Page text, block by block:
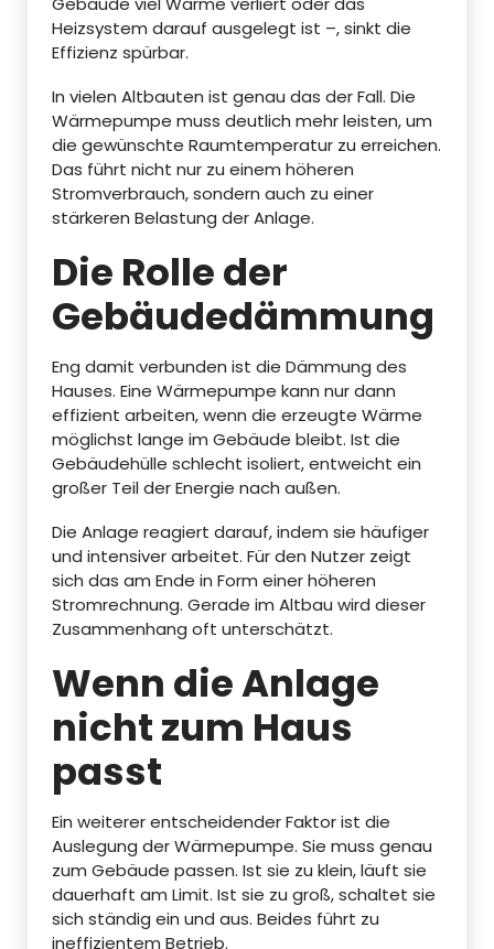
Heizsystem darauf ausgelegt ist –, sinkt die
Effizienz spürbar.
In vielen Altbauten ist genau das der Fall. Die
Wärmepumpe muss deutlich mehr leisten, um
die gewünschte Raumtemperatur zu erreichen.
Das führt nicht nur zu einem höheren
Stromverbrauch, sondern auch zu einer
stärkeren Belastung der Anlage.
Die Rolle der
Gebäudedämmung
Eng damit verbunden ist die Dämmung des
Hauses. Eine Wärmepumpe kann nur dann
effizient arbeiten, wenn die erzeugte Wärme
möglichst lange im Gebäude bleibt. Ist die
Gebäudehülle schlecht isoliert, entweicht ein
großer Teil der Energie nach außen.
Die Anlage reagiert darauf, indem sie häufiger
und intensiver arbeitet. Für den Nutzer zeigt
sich das am Ende in Form einer höheren
Stromrechnung. Gerade im Altbau wird dieser
Zusammenhang oft unterschätzt.
Wenn die Anlage
nicht zum Haus
passt
Ein weiterer entscheidender Faktor ist die
Auslegung der Wärmepumpe. Sie muss genau
zum Gebäude passen. Ist sie zu klein, läuft sie
dauerhaft am Limit. Ist sie zu groß, schaltet sie
sich ständig ein und aus. Beides führt zu
ineffizientem Betrieb.